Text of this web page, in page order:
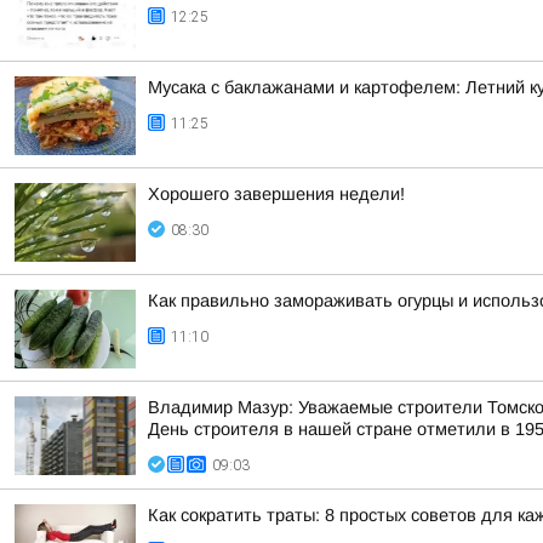
12:25
Мусака с баклажанами и картофелем: Летний
11:25
Хорошего завершения недели!
08:30
Как правильно замораживать огурцы и
11:10
Владимир Мазур: Уважаемые строители
День строителя в нашей стране отметили в
09:03
Как сократить траты: 8 простых советов для